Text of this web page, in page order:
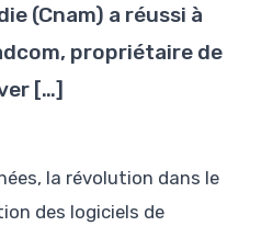
(Cnam) a réussi à
propriétaire de
[…]
la révolution dans le
des logiciels de